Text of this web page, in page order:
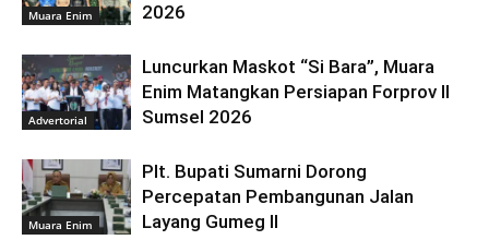
Muara Enim
2026
Advertorial
Luncurkan Maskot “Si Bara”, Muara
Enim Matangkan Persiapan Forprov II
Sumsel 2026
Muara Enim
Plt. Bupati Sumarni Dorong
Percepatan Pembangunan Jalan
Layang Gumeg II